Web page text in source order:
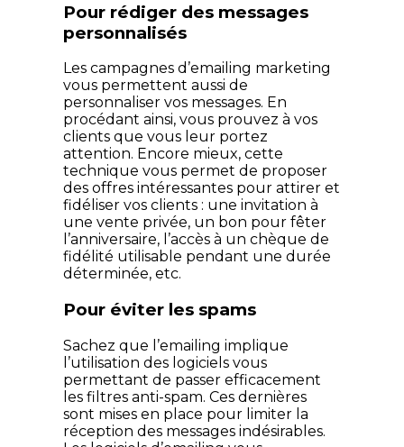
Pour rédiger des messages
personnalisés
Les campagnes d’emailing marketing
vous permettent aussi de
personnaliser vos messages. En
procédant ainsi, vous prouvez à vos
clients que vous leur portez
attention. Encore mieux, cette
technique vous permet de proposer
des offres intéressantes pour attirer et
fidéliser vos clients : une invitation à
une vente privée, un bon pour fêter
l’anniversaire, l’accès à un chèque de
fidélité utilisable pendant une durée
déterminée, etc.
Pour éviter les spams
Sachez que l’emailing implique
l’utilisation des logiciels vous
permettant de passer efficacement
les filtres anti-spam. Ces dernières
sont mises en place pour limiter la
réception des messages indésirables.